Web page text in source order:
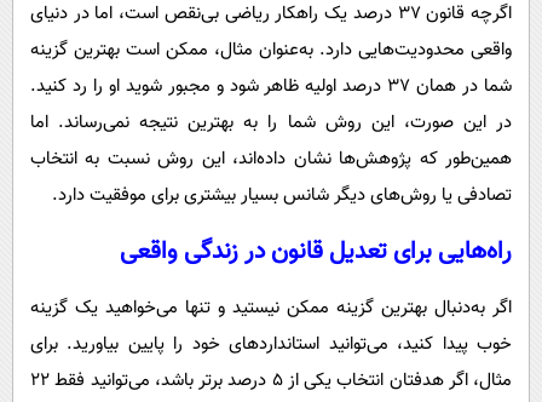
اگرچه قانون ۳۷ درصد یک راهکار ریاضی بی‌نقص است، اما در دنیای
واقعی محدودیت‌هایی دارد. به‌عنوان مثال، ممکن است بهترین گزینه
شما در همان ۳۷ درصد اولیه ظاهر شود و مجبور شوید او را رد کنید.
در این صورت، این روش شما را به بهترین نتیجه نمی‌رساند. اما
همین‌طور که پژوهش‌ها نشان داده‌اند، این روش نسبت به انتخاب
تصادفی یا روش‌های دیگر شانس بسیار بیشتری برای موفقیت دارد.
راه‌هایی برای تعدیل قانون در زندگی واقعی
اگر به‌دنبال بهترین گزینه ممکن نیستید و تنها می‌خواهید یک گزینه
خوب پیدا کنید، می‌توانید استانداردهای خود را پایین بیاورید. برای
مثال، اگر هدفتان انتخاب یکی از ۵ درصد برتر باشد، می‌توانید فقط ۲۲